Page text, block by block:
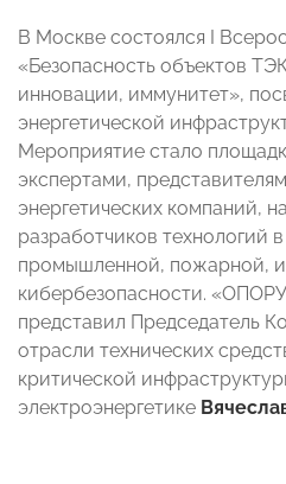
В Москве состоялся I
«Безопасность объектов
инновации, иммунитет»,
энергетической
Мероприятие стало
экспертами,
энергетических компаний,
разработчиков технологий
промышленной, пожарной,
кибербезопасности.
представил Председатель
отрасли технических
критической
электроэнергетике